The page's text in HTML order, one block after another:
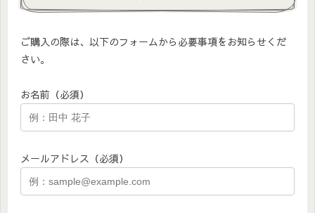
ご購入の際は、以下のフォームから必要事項をお知らせくだ
さい。
お名前（必須）
メールアドレス（必須）